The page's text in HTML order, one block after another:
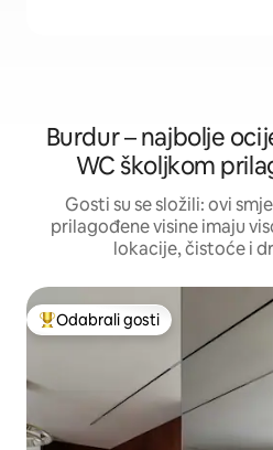
Burdur – najbolje
WC školjkom
Gosti su se složili: ovi
prilagođene visine imaju
lokacije, čistoće i
Među najviše rangiranima s
Odabrali gosti